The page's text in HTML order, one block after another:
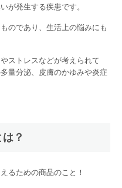
が発生する疾患です。
のであり、生活上の悩みにも
ストレスなどが考えられて
量分泌、皮膚のかゆみや炎症
？
るための商品のこと！